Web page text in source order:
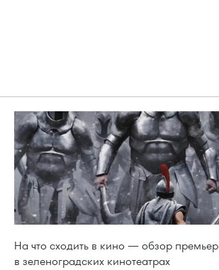
На что сходить в кино — обзор премьер
в зеленоградских кинотеатрах